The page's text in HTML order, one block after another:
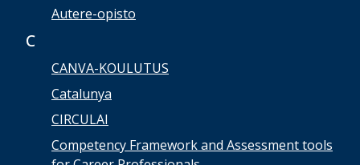
Autere-opisto
C
CANVA-KOULUTUS
Catalunya
CIRCULAI
Competency Framework and Assessment tools